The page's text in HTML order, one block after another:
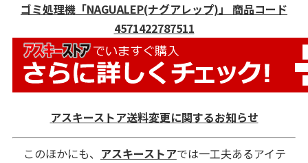
ゴミ処理機「NAGUALEP(ナグアレップ)」 商品コード
4571422787511
アスキーストア送料変更に関するお知らせ
このほかにも、 アスキーストアでは一工夫あるアイテ